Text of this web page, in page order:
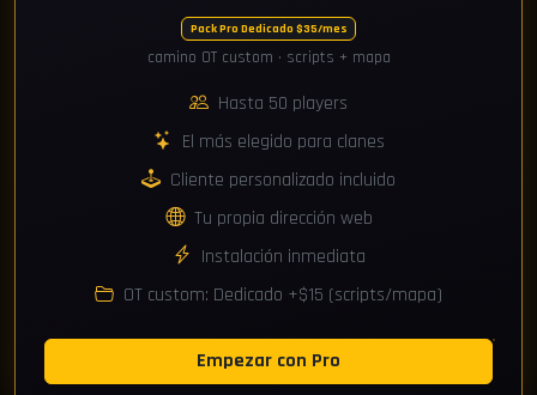
Pack Pro Dedicado $35/mes
camino OT custom · scripts + mapa
Hasta 50 players
El más elegido para clanes
Cliente personalizado incluido
Tu propia dirección web
Instalación inmediata
OT custom: Dedicado +$15 (scripts/mapa)
Empezar con Pro